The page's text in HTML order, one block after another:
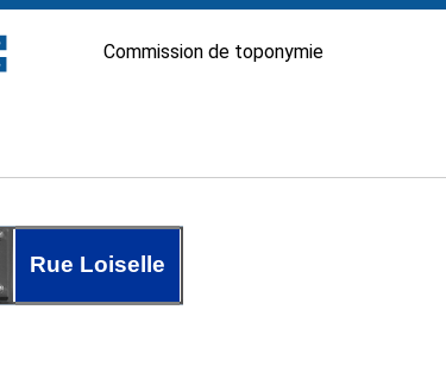
Commission de toponymie
Rue Loiselle